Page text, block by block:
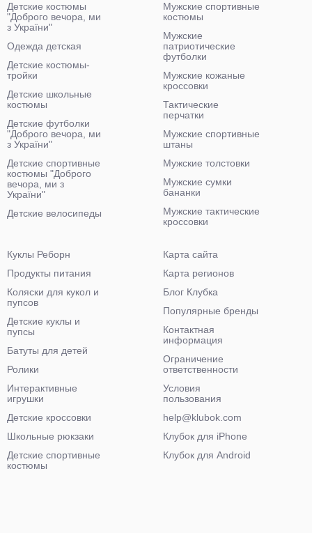
Детские костюмы
"Доброго вечора, ми
з України"
Одежда детская
Детские костюмы-
тройки
Детские школьные
костюмы
Детские футболки
"Доброго вечора, ми
з України"
Детские спортивные
костюмы "Доброго
вечора, ми з
України"
Детские велосипеды
Мужские спортивные
костюмы
Мужские
патриотические
футболки
Мужские кожаные
кроссовки
Тактические
перчатки
Мужские спортивные
штаны
Мужские толстовки
Мужские сумки
бананки
Мужские тактические
кроссовки
Куклы Реборн
Продукты питания
Коляски для кукол и
пупсов
Детские куклы и
пупсы
Батуты для детей
Ролики
Интерактивные
игрушки
Детские кроссовки
Школьные рюкзаки
Детские спортивные
костюмы
Карта сайта
Карта регионов
Блог Клубка
Популярные бренды
Контактная
информация
Ограничение
ответственности
Условия
пользования
help@klubok.com
Клубок для iPhone
Клубок для Android